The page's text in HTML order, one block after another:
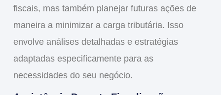
fiscais, mas também planejar futuras ações de
maneira a minimizar a carga tributária. Isso
envolve análises detalhadas e estratégias
adaptadas especificamente para as
necessidades do seu negócio.